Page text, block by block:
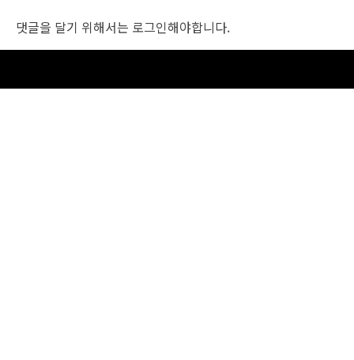
댓글을 달기 위해서는 로그인해야합니다.